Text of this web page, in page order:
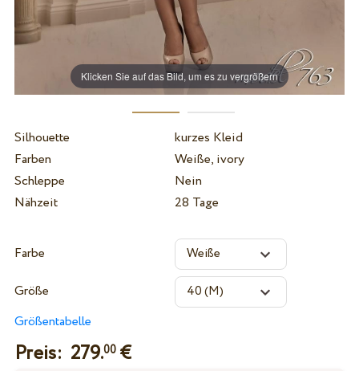
Klicken Sie auf das Bild, um es zu vergrößern
Silhouette
kurzes Kleid
Farben
Weiße, ivory
Schleppe
Nein
Nähzeit
28 Tage
Farbe
Größe
Größentabelle
Preis: 279.00€